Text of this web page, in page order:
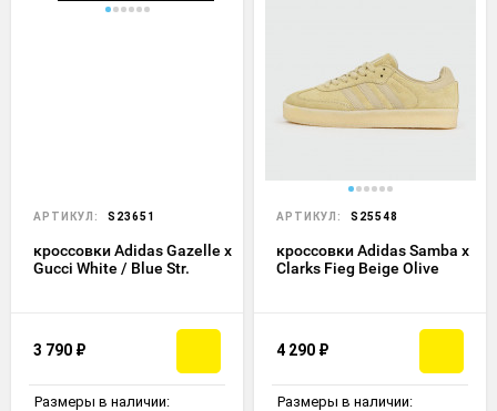
АРТИКУЛ: S23651
кроссовки Adidas Gazelle x
Gucci White / Blue Str.
3 790 ₽
Размеры в наличии:
АРТИКУЛ: S25548
кроссовки Adidas Samba x
Clarks Fieg Beige Olive
4 290 ₽
Размеры в наличии: